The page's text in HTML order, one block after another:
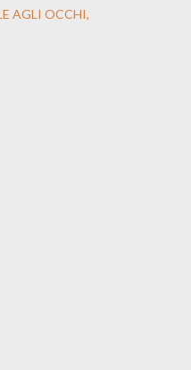
AGLI OCCHI